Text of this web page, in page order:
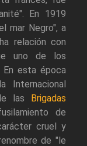
En 1919
mar Negro", a
relación con
uno de los
En esta época
Internacional
las
Brigadas
de
cruel y
de "le